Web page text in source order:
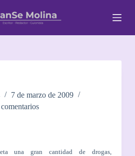
7 de marzo de 2009
comentarios
una gran cantidad de drogas,